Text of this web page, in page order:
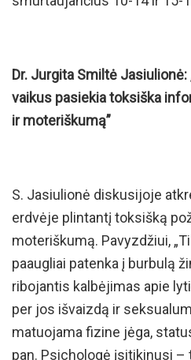
Dr. Jurgita Smiltė
vaikus pasiekia toksiška
ir moteriškumą”
S. Jasiulionė diskusijoje
erdvėje plintantį toksišką
moteriškumą. Pavyzdžiui,
paaugliai patenka į burbulą
ribojantis kalbėjimas apie
per jos išvaizdą ir
matuojama fizine jėga,
pan. Psichologė įsitikinusi –